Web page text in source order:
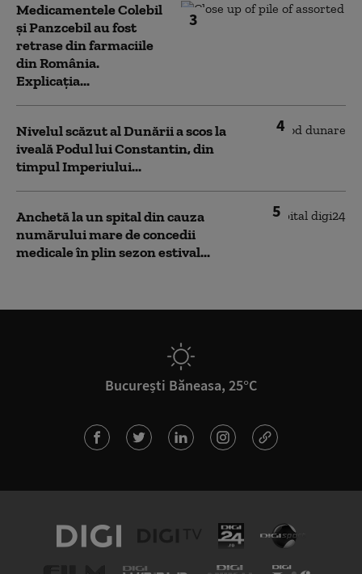
3
Medicamentele Colebil
și Panzcebil au fost
retrase din farmaciile
din România.
Explicația...
4
Nivelul scăzut al Dunării a scos la
iveală Podul lui Constantin, din
timpul Imperiului...
5
Anchetă la un spital din cauza
numărului mare de concedii
medicale în plin sezon estival...
București Băneasa, 25°C